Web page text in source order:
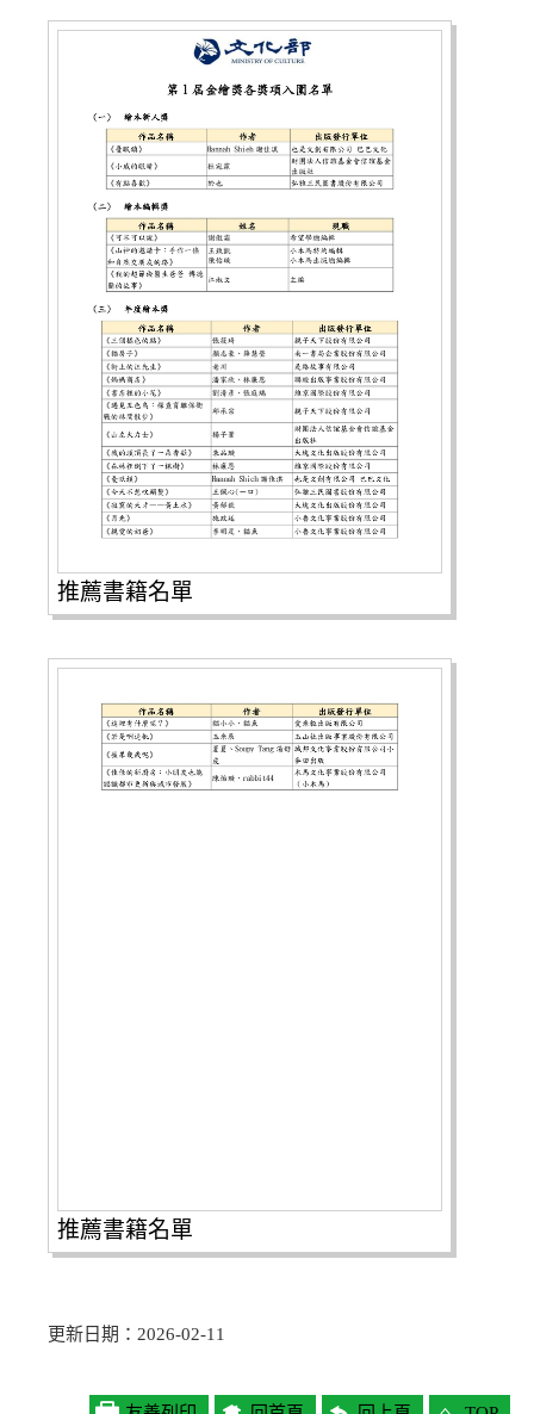
推薦書籍名單
推薦書籍名單
更新日期：2026-02-11